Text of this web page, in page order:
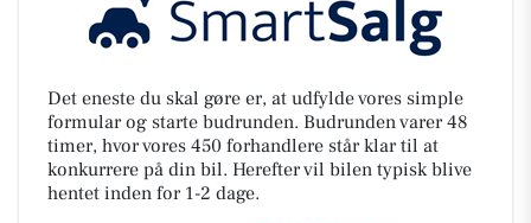
Det eneste du skal gøre er, at udfylde vores simple
formular og starte budrunden. Budrunden varer 48
timer, hvor vores 450 forhandlere står klar til at
konkurrere på din bil. Herefter vil bilen typisk blive
hentet inden for 1-2 dage.